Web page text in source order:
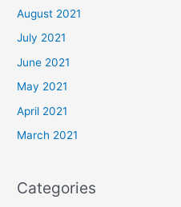
August 2021
July 2021
June 2021
May 2021
April 2021
March 2021
Categories